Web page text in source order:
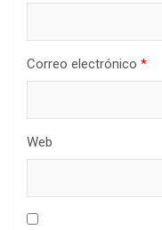
Correo electrónico *
Web